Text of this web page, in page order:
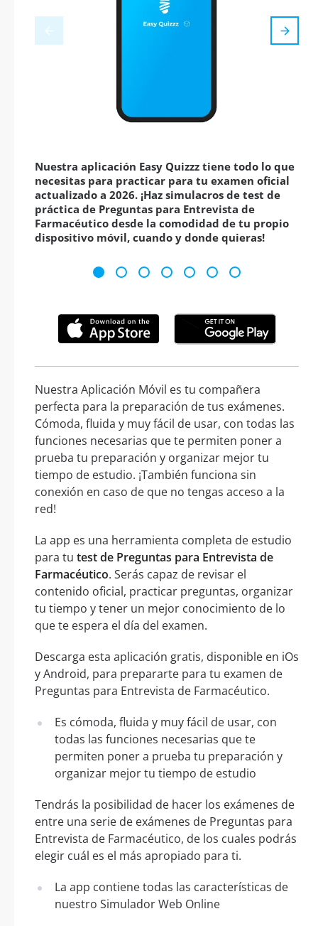
Nuestra aplicación Easy Quizzz tiene todo lo que
necesitas para practicar para tu examen oficial
actualizado a 2026. ¡Haz simulacros de test de
práctica de Preguntas para Entrevista de
Farmacéutico desde la comodidad de tu propio
dispositivo móvil, cuando y donde quieras!
Nuestra Aplicación Móvil es tu compañera
perfecta para la preparación de tus exámenes.
Cómoda, fluida y muy fácil de usar, con todas las
funciones necesarias que te permiten poner a
prueba tu preparación y organizar mejor tu
tiempo de estudio. ¡También funciona sin
conexión en caso de que no tengas acceso a la
red!
La app es una herramienta completa de estudio
para tu test de Preguntas para Entrevista de
Farmacéutico. Serás capaz de revisar el
contenido oficial, practicar preguntas, organizar
tu tiempo y tener un mejor conocimiento de lo
que te espera el día del examen.
Descarga esta aplicación gratis, disponible en iOs
y Android, para prepararte para tu examen de
Preguntas para Entrevista de Farmacéutico.
Es cómoda, fluida y muy fácil de usar, con
todas las funciones necesarias que te
permiten poner a prueba tu preparación y
organizar mejor tu tiempo de estudio
Tendrás la posibilidad de hacer los exámenes de
entre una serie de exámenes de Preguntas para
Entrevista de Farmacéutico, de los cuales podrás
elegir cuál es el más apropiado para ti.
La app contiene todas las características de
nuestro Simulador Web Online